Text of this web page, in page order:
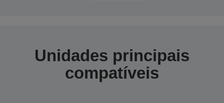
Unidades principais
compatíveis